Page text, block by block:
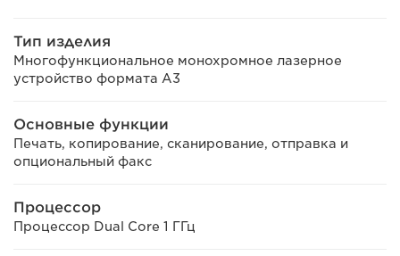
Тип изделия
Многофункциональное монохромное лазерное
устройство формата A3
Основные функции
Печать, копирование, сканирование, отправка и
опциональный факс
Процессор
Процессор Dual Core 1 ГГц